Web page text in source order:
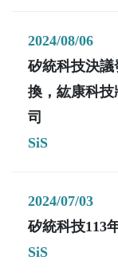
2024/08/06
矽統科技決
換，紘康科
司
SiS
2024/07/03
矽統科技113
SiS